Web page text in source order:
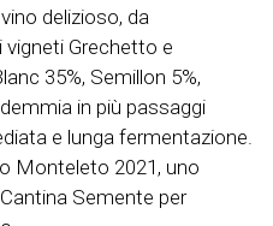
delizioso, da
vigneti Grechetto e
35%, Semillon 5%,
in più passaggi
e lunga fermentazione.
Monteleto 2021, uno
Semente per